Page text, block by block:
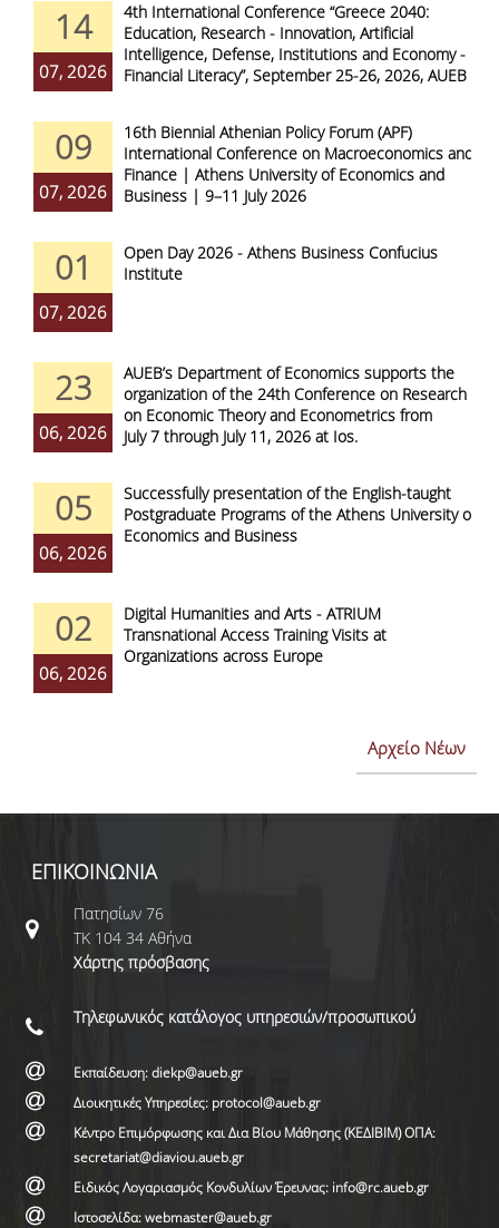
14
07, 2026
4th International Conference “Greece 2040:
Education, Research - Innovation, Artificial
Intelligence, Defense, Institutions and Economy -
Financial Literacy”, September 25-26, 2026, AUEB
09
07, 2026
16th Biennial Athenian Policy Forum (APF)
International Conference on Macroeconomics and
Finance | Athens University of Economics and
Business | 9–11 July 2026
01
07, 2026
Open Day 2026 - Athens Business Confucius
Institute
23
06, 2026
AUEB’s Department of Economics supports the
organization of the 24th Conference on Research
on Economic Theory and Econometrics from
July 7 through July 11, 2026 at Ios.
05
06, 2026
Successfully presentation of the English-taught
Postgraduate Programs of the Athens University of
Economics and Business
02
06, 2026
Digital Humanities and Arts - ATRIUM
Transnational Access Training Visits at
Organizations across Europe
Αρχείο Νέων
ΕΠΙΚΟΙΝΩΝΙΑ
Πατησίων 76
ΤΚ 104 34 Αθήνα
Χάρτης πρόσβασης
Τηλεφωνικός κατάλογος υπηρεσιών/προσωπικού
Εκπαίδευση: diekp@aueb.gr
Διοικητικές Υπηρεσίες: protocol@aueb.gr
Κέντρο Επιμόρφωσης και Δια Βίου Μάθησης (ΚΕΔΙΒΙΜ) ΟΠΑ:
secretariat@diaviou.aueb.gr
Ειδικός Λογαριασμός Κονδυλίων Έρευνας: info@rc.aueb.gr
Ιστοσελίδα: webmaster@aueb.gr